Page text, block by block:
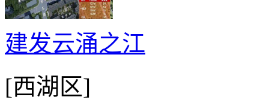
建发云涌之江
[西湖区]